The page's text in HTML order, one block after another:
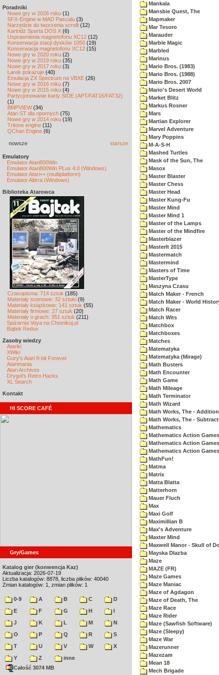
Poradniki
Nowe gry w 2026 roku (1)
SFX-Engine w MAD Pascalu (3)
Narzędzie do tworzenia scrolli (12)
Kartridż Sparta DOS X (6)
Usprawnienia magnetofonu XC12 (12)
Konserwacja stacji dysków 1050 (19)
Konserwacja magnetofonu XC12 (15)
Nowe gry w 2020 roku (2)
Nowe gry w 2019 roku (35)
Nowe gry w 2017 roku (3)
Larek pokazuje (40)
Emulacja ZX Spectrum na VBXE (26)
Nowe gry w 2016 roku (7)
Nowe gry w 2015 roku (4)
Partycjonowanie karty SIDE (APT/FAT16/FAT32)
(1)
BMPVIEW(34)
Atari ST dla opornych (75)
Nowe gry w 2014 roku (19)
Tritone engine (11)
QChan Engine (6)
nowsze starsze
Emulatory
Emulator Atari800Win
Emulator Atari800Win PLus 4.0 (Windows)
Emulator Atari++ (multiplatform)
Emulator Altirra (Windows)
Biblioteka Atarowca
Czasopisma: 714 sztuk (185)
Materiały scenowe: 32 sztuki (9)
Materiały książkowe: 141 sztuk (55)
Materiały firmowe: 27 sztuk (20)
Materiały o grach: 351 sztuk (211)
Spiżarnia Voya na Chomikuj.pl
Bajtek Redux
Zasoby wiedzy
Atariki
XWiki
Gury's Atari 8-bit Forever
Atarimania
Atari Archives
Drygol's Retro Hacks
XL Search
Kontakt
HI SCORE CAFÉ
Gry/Games
Katalog gier (konwencja Kaz)
Aktualizacja: 2026-07-19
Liczba katalogów: 8878, liczba plików: 40040
Zmian katalogów: 1, zmian plików: 1
0-9 A B C
D
E
F G H
I
J
K L M
N
O
P Q R
S
T
U V W
X
Y
Z
inne
Całość 3074 MB
Mankala
Mansbie Quest, The
Mapmaker
Mar Tesoro
Marauder
Marble Magic
Marbled
Marinus
Mario Bros. (1983)
Mario Bros. (1988)
Mario Bros. 2007
Mario's Desert World
Market Blitz
Markus Rosner
Mars
Martian Explorer
Marvel Adventure
Mary Poppins
M-A-S-H
Mashed Turtles
Mask of the Sun, The
Masox
Master Blaster
Master Chess
Master Head
Master Kung-Fu
Master Mind
Master Mind 1
Master of the Lamps
Master of the Mindfire
Masterblazer
MasterIt 2015
Mastermatch
Mastermind
Masters of Time
MasterType
Maszyna Czasu
Match Maker - French
Match Maker - World
Match Racer
Match Wits
Matchbox
Matchboxes
Matches
Matematyka
Matematyka (Mirage)
Math Busters
Math Encounter
Math Game
Math Mileage
Math Terminator
Math Wizard
Math Works, The - Addition
Math Works, The -
Mathematics
Mathematics Action
Mathematics Action
Mathematics Action
MathFun!
Matma
Matrix
Matta Blatta
Matterhorn
Mauer Fluch
Max
Maxi Golf
Maximillian B
Max's Adventure
Maxter Mind
Maxwell Manor - Skull of
Mayska Dlazba
Maze
MAZE (FR)
Maze Games
Maze Maniac
Maze of Agdagon
Maze of Death, The
Maze Race
Maze Rider
Maze (Sawfish Software)
Maze (Sleepy)
Maze War
Mazerunner
Mazezam
Mean 18
Mech Brigade